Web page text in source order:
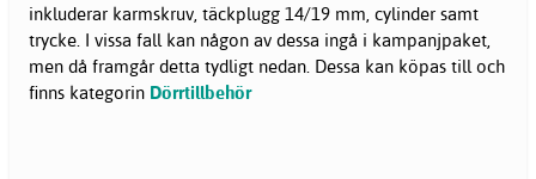
inkluderar karmskruv, täckplugg 14/19 mm, cylinder samt
trycke. I vissa fall kan någon av dessa ingå i kampanjpaket,
men då framgår detta tydligt nedan. Dessa kan köpas till och
finns kategorin Dörrtillbehör